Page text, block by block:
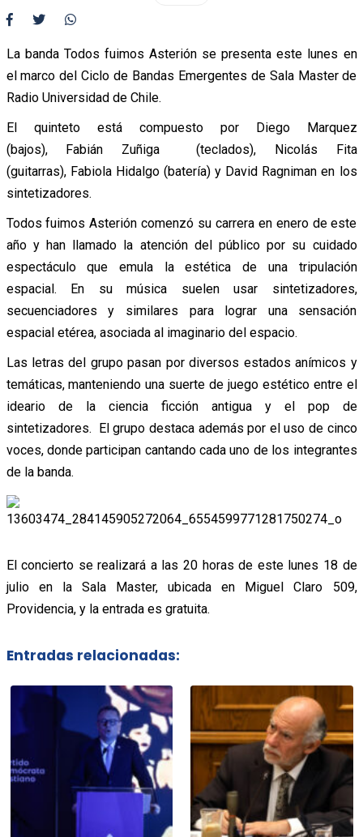
La banda Todos fuimos Asterión se presenta este lunes en
el marco del Ciclo de Bandas Emergentes de Sala Master de
Radio Universidad de Chile.
El quinteto está compuesto por Diego Marquez
(bajos), Fabián Zuñiga (teclados), Nicolás Fita
(guitarras), Fabiola Hidalgo (batería) y David Ragniman en los
sintetizadores.
Todos fuimos Asterión comenzó su carrera en enero de este
año y han llamado la atención del público por su cuidado
espectáculo que emula la estética de una tripulación
espacial. En su música suelen usar sintetizadores,
secuenciadores y similares para lograr una sensación
espacial etérea, asociada al imaginario del espacio.
Las letras del grupo pasan por diversos estados anímicos y
temáticas, manteniendo una suerte de juego estético entre el
ideario de la ciencia ficción antigua y el pop de
sintetizadores. El grupo destaca además por el uso de cinco
voces, donde participan cantando cada uno de los integrantes
de la banda.
El concierto se realizará a las 20 horas de este lunes 18 de
julio en la Sala Master, ubicada en Miguel Claro 509,
Providencia, y la entrada es gratuita.
Entradas relacionadas: